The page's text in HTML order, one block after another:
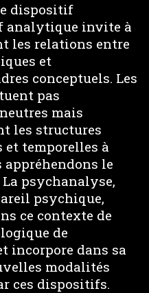
dispositif
analytique invite à
les relations entre
et
conceptuels. Les
pas
mais
les structures
temporelles à
le
psychanalyse,
psychique,
ce contexte de
de
incorpore dans sa
modalités
ces dispositifs.